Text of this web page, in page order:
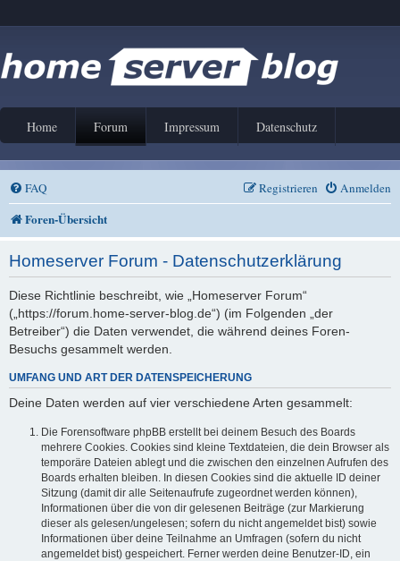
Home Forum Impressum Datenschutz
FAQ Anmelden
Registrieren
Foren-Übersicht
Homeserver Forum - Datenschutzerklärung
Diese Richtlinie beschreibt, wie „Homeserver Forum“
(„https://forum.home-server-blog.de“) (im Folgenden „der
Betreiber“) die Daten verwendet, die während deines Foren-
Besuchs gesammelt werden.
UMFANG UND ART DER DATENSPEICHERUNG
Deine Daten werden auf vier verschiedene Arten gesammelt:
Die Forensoftware phpBB erstellt bei deinem Besuch des Boards
mehrere Cookies. Cookies sind kleine Textdateien, die dein Browser als
temporäre Dateien ablegt und die zwischen den einzelnen Aufrufen des
Boards erhalten bleiben. In diesen Cookies sind die aktuelle ID deiner
Sitzung (damit dir alle Seitenaufrufe zugeordnet werden können),
Informationen über die von dir gelesenen Beiträge (zur Markierung
dieser als gelesen/ungelesen; sofern du nicht angemeldet bist) sowie
Informationen über deine Teilnahme an Umfragen (sofern du nicht
angemeldet bist) gespeichert. Ferner werden deine Benutzer-ID, ein